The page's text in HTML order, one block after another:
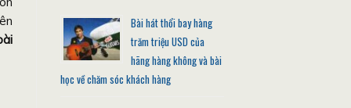
Bài hát thổi bay hàng
trăm triệu USD của
hãng hàng không và bài
học về chăm sóc khách hàng